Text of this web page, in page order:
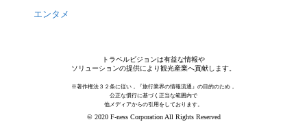
エンタメ
トラベルビジョンは有益な情報や
ソリューションの提供により観光産業へ貢献します。
※著作権法３２条に従い，『旅行業界の情報流通』の目的のため，
公正な慣行に基づく正当な範囲内で
他メディアからの引用をしております。
© 2020 F-ness Corporation All Rights Reserved